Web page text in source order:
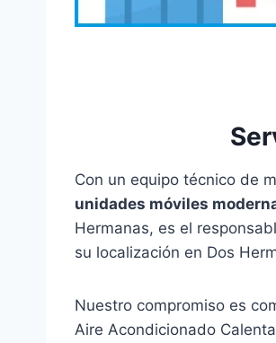
Con un equipo técnico de
unidades móviles
Hermanas, es el
su localización en Dos
Nuestro compromiso es
Aire Acondicionado